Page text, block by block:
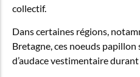
collectif.
Dans certaines régions,
Bretagne, ces noeuds
d’audace vestimentaire